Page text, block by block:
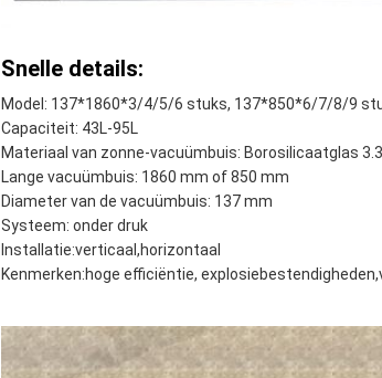
Snelle details:
Model: 137*1860*3/4/5/6 stuks, 137*850*6/7/8/9
Capaciteit: 43L-95L
Materiaal van zonne-vacuümbuis: Borosilicaatglas 3.3
Lange vacuümbuis: 1860 mm of 850 mm
Diameter van de vacuümbuis: 137 mm
Systeem: onder druk
Installatie:verticaal,horizontaal
Kenmerken:hoge efficiëntie,